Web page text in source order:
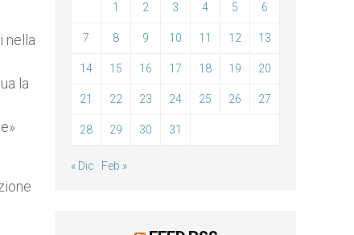
nella
la
1 2 3 4 5 6
7 8 9 10 11 12 13
14 15 16 17 18 19 20
21 22 23 24 25 26 27
28 29 30 31
« Dic Feb »